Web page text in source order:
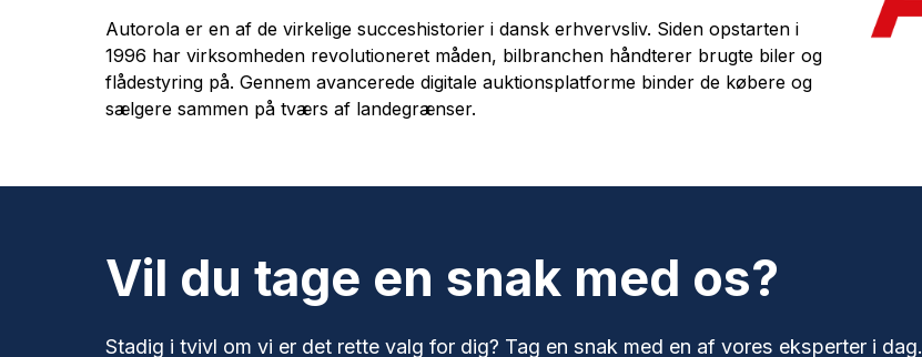
Autorola er en af de virkelige succeshistorier i dansk erhvervsliv. Siden opstarten i
1996 har virksomheden revolutioneret måden, bilbranchen håndterer brugte biler og
flådestyring på. Gennem avancerede digitale auktionsplatforme binder de købere og
sælgere sammen på tværs af landegrænser.
Vil du tage en snak med os?
Stadig i tvivl om vi er det rette valg for dig? Tag en snak med en af vores eksperter i dag.